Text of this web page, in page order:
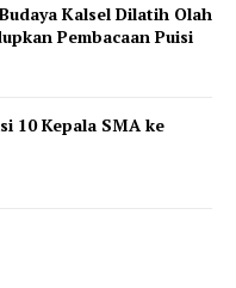
Kalsel Dilatih Olah
Pembacaan Puisi
10 Kepala SMA ke